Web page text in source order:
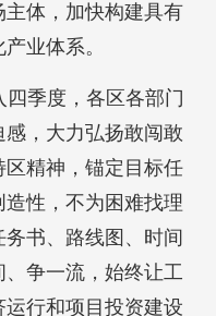
体，加快构建具有
业体系。
季度，各区各部门
，大力弘扬敢闯敢
精神，锚定目标任
性，不为困难找理
书、路线图、时间
争一流，始终让工
行和项目投资建设